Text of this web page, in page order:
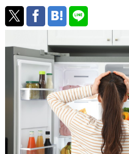
洗濯
生活の知恵
掃除
マナー
趣味
おすすめ